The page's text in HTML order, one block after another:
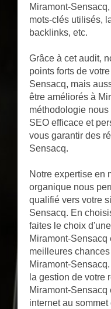
Miramont-
mots-clés utilisés,
backlinks, etc.
Grâce à cet audit,
points forts de
Sensacq, mais
être améliorés à
méthodologie
SEO efficace et
vous garantir des
Sensacq.
Notre expertise en
organique nous
qualifié vers votre
Sensacq. En
faites le choix
Miramont-
meilleures
Miramont-
la gestion de votre
Miramont-
internet au